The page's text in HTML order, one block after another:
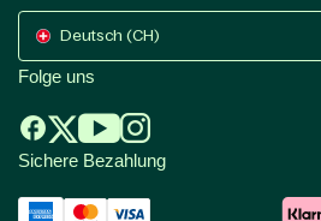
Deutsch (CH)
Folge uns
Sichere Bezahlung